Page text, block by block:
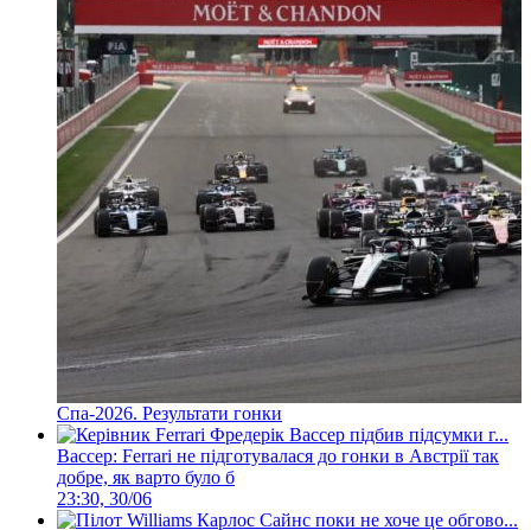
Спа-2026. Результати гонки
Вассер: Ferrari не підготувалася до гонки в Австрії так
добре, як варто було б
23:30, 30/06